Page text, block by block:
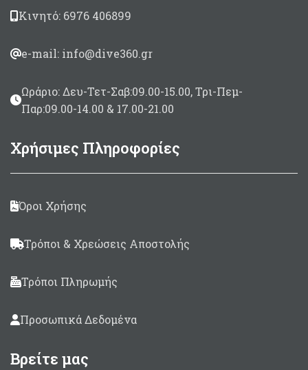
Κινητό: 6976 406899
e-mail: info@dive360.gr
Ωράριο: Δευ-Τετ-Σαβ:09.00-15.00, Τρι-Πεμ-
Παρ:09.00-14.00 & 17.00-21.00
Χρήσιμες Πληροφορίες
Όροι Χρήσης
Τρόποι & Χρεώσεις Αποστολής
Τρόποι Πληρωμής
Προσωπικά Δεδομένα
Βρείτε μας